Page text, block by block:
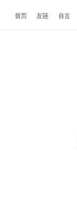
首页 友链 自言